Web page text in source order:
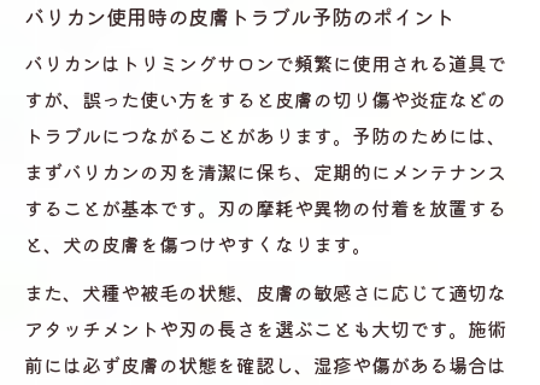
バリカン使用時の皮膚トラブル予防のポイント
バリカンはトリミングサロンで頻繁に使用される道具で
すが、誤った使い方をすると皮膚の切り傷や炎症などの
トラブルにつながることがあります。予防のためには、
まずバリカンの刃を清潔に保ち、定期的にメンテナンス
することが基本です。刃の摩耗や異物の付着を放置する
と、犬の皮膚を傷つけやすくなります。
また、犬種や被毛の状態、皮膚の敏感さに応じて適切な
アタッチメントや刃の長さを選ぶことも大切です。施術
前には必ず皮膚の状態を確認し、湿疹や傷がある場合は